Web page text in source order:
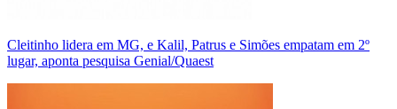
Cleitinho lidera em MG, e Kalil, Patrus e Simões empatam em 2º
lugar, aponta pesquisa Genial/Quaest